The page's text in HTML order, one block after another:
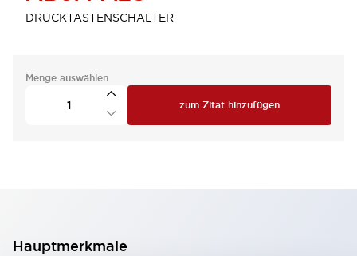
DRUCKTASTENSCHALTER
Menge auswählen
zum Zitat hinzufügen
Hauptmerkmale